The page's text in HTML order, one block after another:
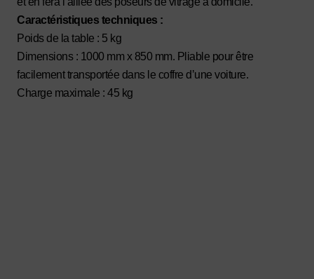
Caractéristiques techniques :
Poids de la table : 5 kg
Dimensions : 1000 mm x 850 mm. Pliable pour être
facilement transportée dans le coffre d’une voiture.
Charge maximale : 45 kg